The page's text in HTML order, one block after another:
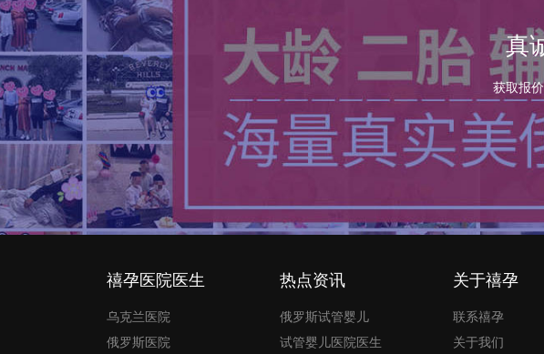
真
获取报
禧孕医院医生
乌克兰医院
俄罗斯医院
热点资讯
俄罗斯试管婴儿
试管婴儿医院医生
关于禧孕
联系禧孕
关于我们